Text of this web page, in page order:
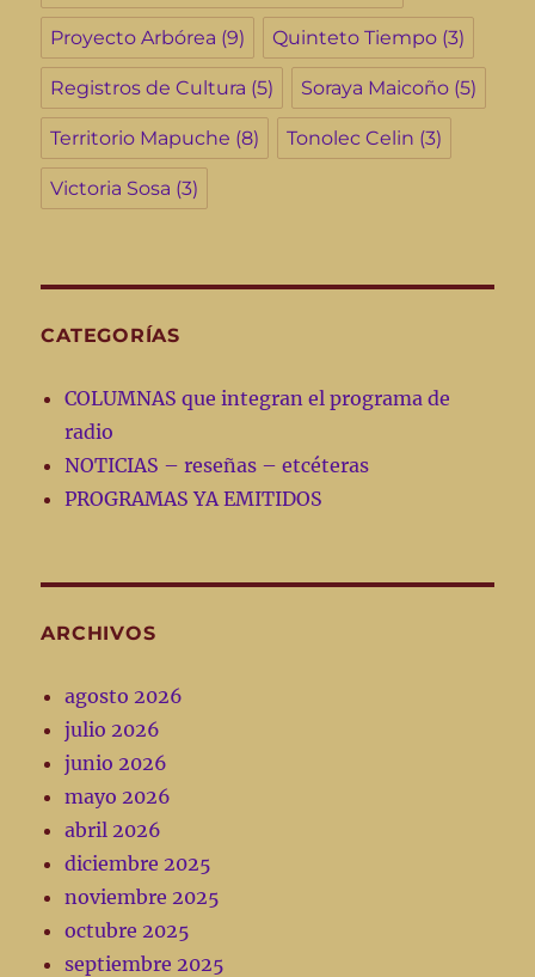
Proyecto Arbórea (9) Quinteto Tiempo (3)
Registros de Cultura (5) Soraya Maicoño (5)
Territorio Mapuche (8) Tonolec Celin (3)
Victoria Sosa (3)
CATEGORÍAS
COLUMNAS que integran el programa de
radio
NOTICIAS – reseñas – etcéteras
PROGRAMAS YA EMITIDOS
ARCHIVOS
agosto 2026
julio 2026
junio 2026
mayo 2026
abril 2026
diciembre 2025
noviembre 2025
octubre 2025
septiembre 2025